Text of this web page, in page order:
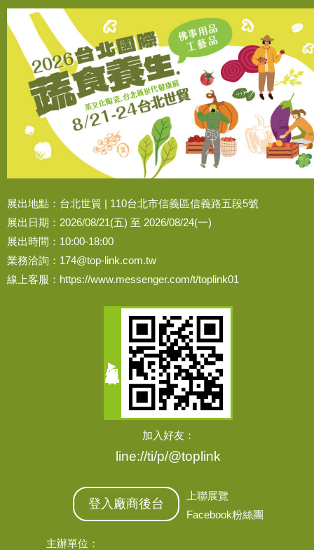
展出地點：台北世貿 | 110台北市信義區信義路五段5號
展出日期：2026/08/21(五) 至 2026/08/24(一)
展出時間：10:00-18:00
業務洽詢： 174@top-link.com.tw
線上客服： https://www.messenger.com/t/toplink01
加入好友：
line://ti/p/@toplink
登入廠商後台
上聯展覽
Facebook粉絲團
主辦單位：